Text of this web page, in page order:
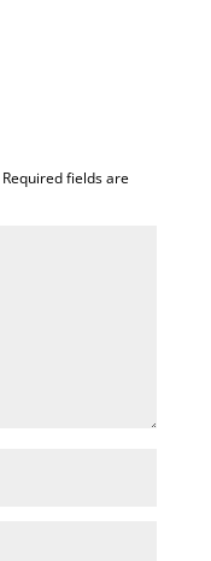
Required fields are